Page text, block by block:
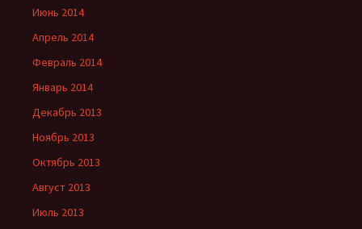
Июнь 2014
Апрель 2014
Февраль 2014
Январь 2014
Декабрь 2013
Ноябрь 2013
Октябрь 2013
Август 2013
Июль 2013